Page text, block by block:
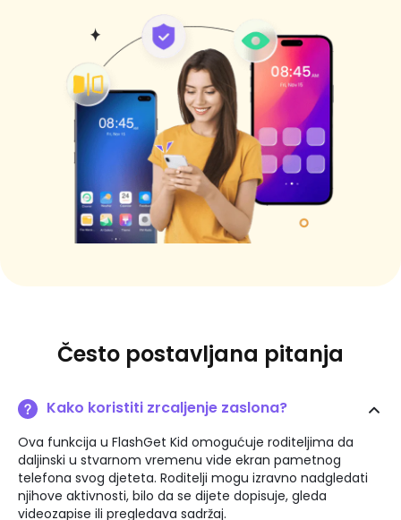
Često postavljana pitanja
Kako koristiti zrcaljenje zaslona?
Ova funkcija u FlashGet Kid omogućuje roditeljima da
daljinski u stvarnom vremenu vide ekran pametnog
telefona svog djeteta. Roditelji mogu izravno nadgledati
njihove aktivnosti, bilo da se dijete dopisuje, gleda
videozapise ili pregledava sadržaj.